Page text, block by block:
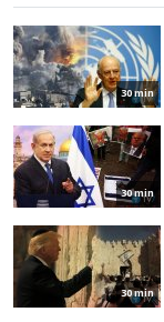
30 min
30 min
30 min